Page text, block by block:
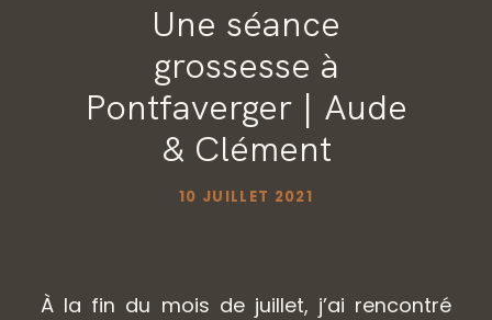
GALERIES PRIVÉES
Une séance
grossesse à
Pontfaverger | Aude
& Clément
10 JUILLET 2021
À la fin du mois de juillet, j’ai rencontré